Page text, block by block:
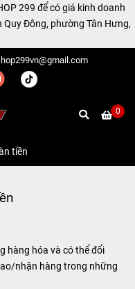
0
tiền
hàng hóa và có thể đổi
nhận hàng trong những
299 để có giá kinh doanh
Đông, phường Tân Hưng,